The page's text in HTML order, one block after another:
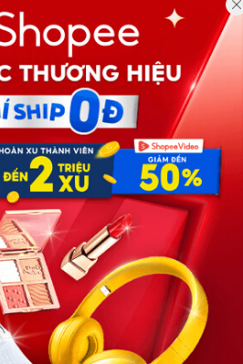
Eyeplus Online
đường Cầu Giấy, Tổ 05, Phường Quan
Giấy, TP Hà Nội, Việt Nam
SĐT: 0981 448 766
hotro@timviec.com.vn
CHÚNG TÔI
cung cấp thông tin liên quan đến
vận hành nhằm giúp
dụng, người đi làm, người tìm việc
ứng được mong muốn của mình.